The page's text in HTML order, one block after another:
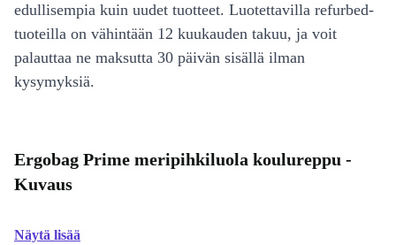
edullisempia kuin uudet tuotteet. Luotettavilla refurbed-
tuoteilla on vähintään 12 kuukauden takuu, ja voit
palauttaa ne maksutta 30 päivän sisällä ilman
kysymyksiä.
Ergobag Prime meripihkiluola koulureppu -
Kuvaus
Näytä lisää